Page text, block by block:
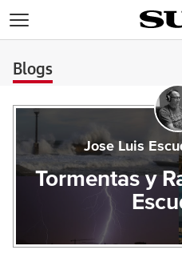
Blogs
Jose Luis
Tormentas y